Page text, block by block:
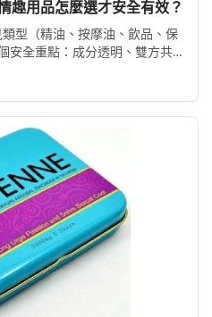
趣用品怎麼選才安全有效？
型（精油、按摩油、飲品、保
安全重點：成分透明、雙方共